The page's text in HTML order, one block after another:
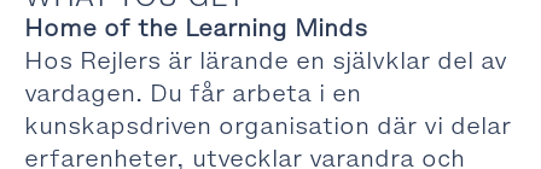
Home of the Learning Minds
Hos Rejlers är lärande en självklar del av
vardagen. Du får arbeta i en
kunskapsdriven organisation där vi delar
erfarenheter, utvecklar varandra och